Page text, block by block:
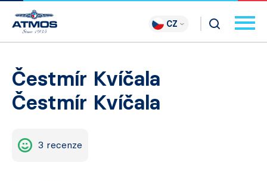
CZ
Čestmír Kvíčala
Čestmír Kvíčala
3 recenze